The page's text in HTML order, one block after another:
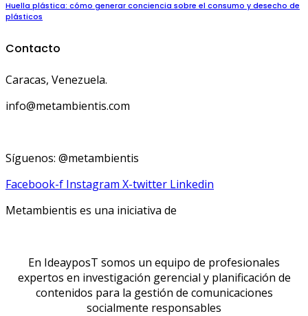
Huella plástica: cómo generar conciencia sobre el consumo y desecho de
plásticos
Contacto
Caracas, Venezuela.
info@metambientis.com
Síguenos: @metambientis
Facebook-f Instagram X-twitter Linkedin
Metambientis es una iniciativa de
En IdeayposT somos un equipo de profesionales
expertos en investigación gerencial y planificación de
contenidos para la gestión de comunicaciones
socialmente responsables